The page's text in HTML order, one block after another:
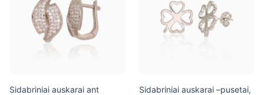
Sidabriniai auskarai ant
Sidabriniai auskarai –pusetai,